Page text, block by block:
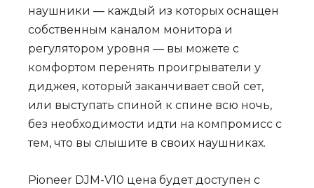
наушники — каждый из которых оснащен
собственным каналом монитора и
регулятором уровня — вы можете с
комфортом перенять проигрыватели у
диджея, который заканчивает свой сет,
или выступать спиной к спине всю ночь,
без необходимости идти на компромисс с
тем, что вы слышите в своих наушниках.
Pioneer DJM-V10 цена будет доступен с